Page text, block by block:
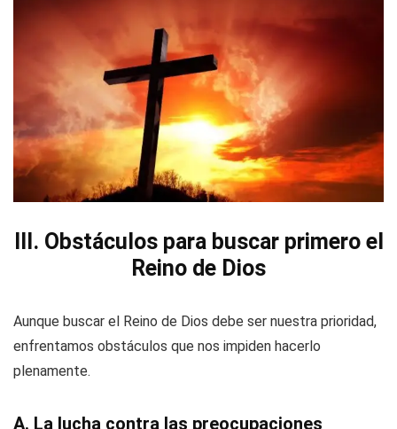
III. Obstáculos para buscar primero el
Reino de Dios
Aunque buscar el Reino de Dios debe ser nuestra prioridad,
enfrentamos obstáculos que nos impiden hacerlo
plenamente.
A. La lucha contra las preocupaciones